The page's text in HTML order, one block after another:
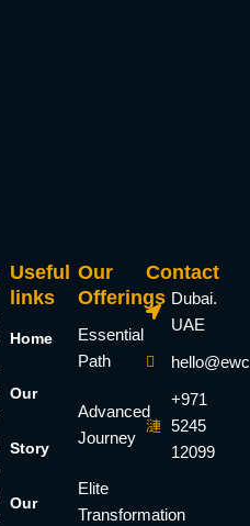
Useful
links
Home
Our
Story
Our
Our
Offerings
Essential
Path
Advanced
Journey
Elite
Transformation
Contact
Dubai.
UAE
+971
5245
12099